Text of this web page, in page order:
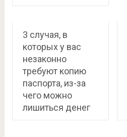
3 случая, в
которых у вас
незаконно
требуют копию
паспорта, из-за
чего можно
лишиться денег